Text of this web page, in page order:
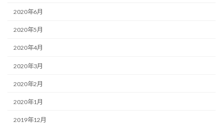
2020年6月
2020年5月
2020年4月
2020年3月
2020年2月
2020年1月
2019年12月